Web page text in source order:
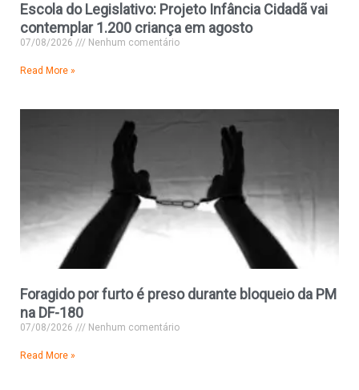
Escola do Legislativo: Projeto Infância Cidadã vai
contemplar 1.200 criança em agosto
07/08/2026 Nenhum comentário
Read More »
Foragido por furto é preso durante bloqueio da PM
na DF-180
07/08/2026 Nenhum comentário
Read More »